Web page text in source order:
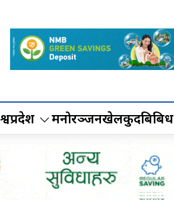
प्रदेश मनोरञ्जनखेलकुदबिबिध